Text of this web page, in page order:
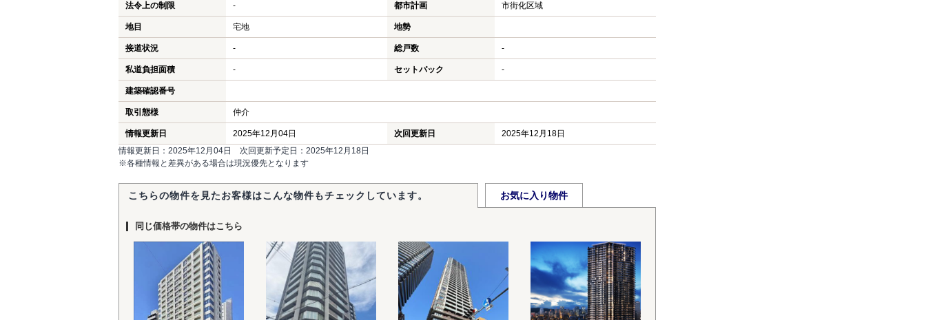
法令上の制限 - 都市計画 市街化区域
地目 宅地 地勢
接道状況 - 総戸数 -
私道負担面積 - セットバック -
建築確認番号
取引態様 仲介
情報更新日 2025年12月04日 次回更新日
2025年12月18日
情報更新日：2025年12月04日 次回更新予定日：2025年12月18日
※各種情報と差異がある場合は現況優先となります
こちらの物件を見たお客様はこんな物件もチェックしています。 お気に入り物件
同じ価格帯の物件はこちら